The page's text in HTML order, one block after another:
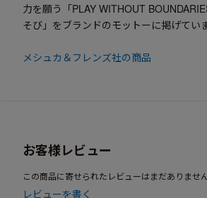
力を願う「PLAY WITHOUT
そび」をブランドのモットーに掲げていま
メシュカ＆フレンズ社の商品
お客様レビュー
この商品に寄せられたレビューはまだありません
レビューを書く